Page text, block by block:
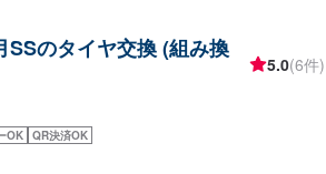
のタイヤ交換 (組み換
5.0(6件)
OK QR決済OK